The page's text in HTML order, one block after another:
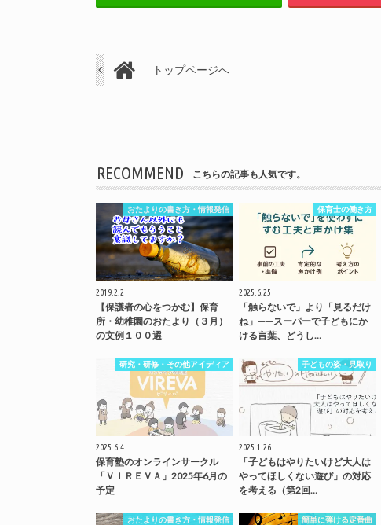
トップページへ
RECOMMEND こちらの記事も人気です。
おたよりの書き方・情報発信
2019.2.2
【保護者の心をつかむ】保育
所・幼稚園のおたより（３月）
の文例１００選
保育士の働き方
2025.6.25
「触らないで」より「見るだけ
ね」——スーパーで子どもにか
ける言葉、どうし…
研究・研修・その他アイディア
2025.6.4
保育塾のオンラインサークル
「ＶＩＲＥＶＡ」2025年6月の
予定
子どもの姿・見取り
2025.1.26
「子どもはやりたいけど大人は
やってほしくない遊び」の対応
を考える（第2回…
おたよりの書き方・情報発信 簡単に弾ける定番曲